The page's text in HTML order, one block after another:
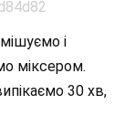
і
міксером.
30 хв,